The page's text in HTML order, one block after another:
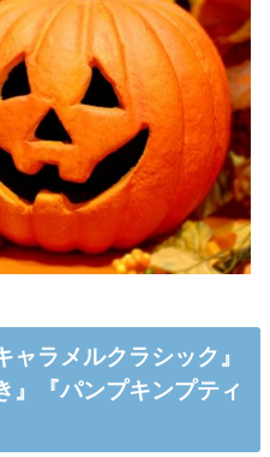
ャラメルクラシック』
』『パンプキンプティ